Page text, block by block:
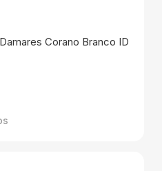
Corano Branco ID